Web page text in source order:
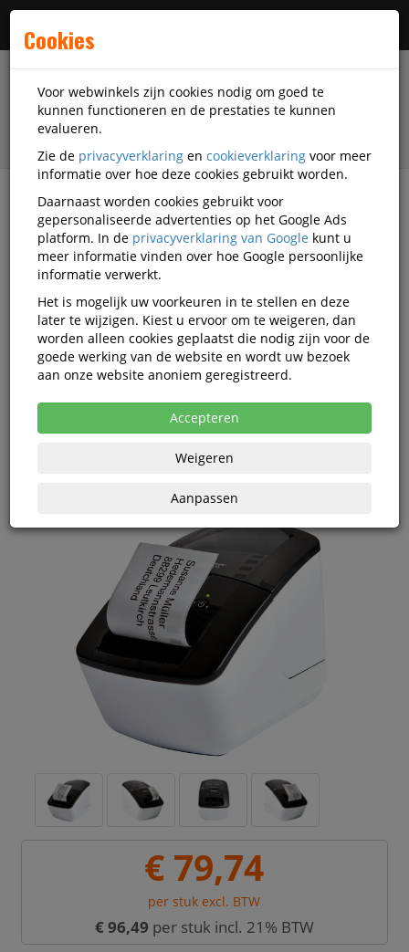
filter
Kantoorapparatuur
Labelsystemen en accessoires
Brother QL-700 Labelprinter Direct
Thermal USB
Vanaf € 79,42 excl. BTW bij aankoop van minimaal 2
eenheden
€ 79,74
per stuk excl. BTW
€ 96,49 per stuk incl. 21% BTW
Cookies
Voor webwinkels zijn cookies nodig om goed te
kunnen functioneren en de prestaties te kunnen
evalueren.
Zie de privacyverklaring en cookieverklaring voor meer
informatie over hoe deze cookies gebruikt worden.
Daarnaast worden cookies gebruikt voor
gepersonaliseerde advertenties op het Google Ads
platform. In de privacyverklaring van Google kunt u
meer informatie vinden over hoe Google persoonlijke
informatie verwerkt.
Het is mogelijk uw voorkeuren in te stellen en deze
later te wijzigen. Kiest u ervoor om te weigeren, dan
worden alleen cookies geplaatst die nodig zijn voor de
goede werking van de website en wordt uw bezoek
aan onze website anoniem geregistreerd.
Accepteren
Weigeren
Aanpassen